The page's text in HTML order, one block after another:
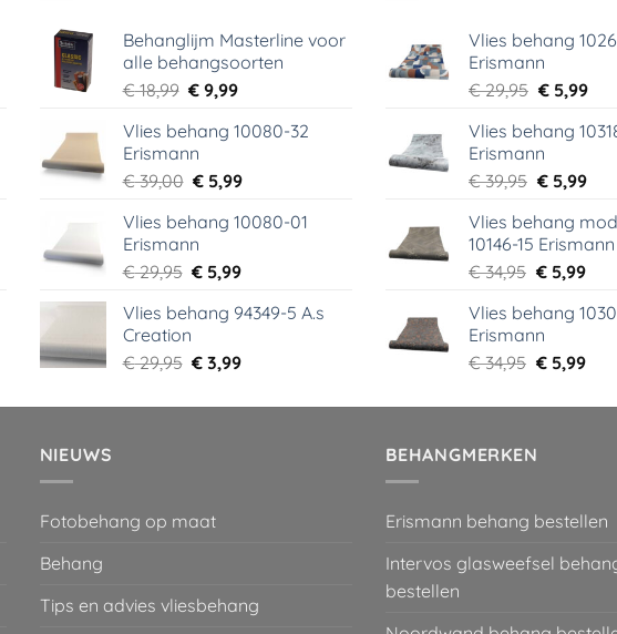
Behanglijm Masterline voor
alle behangsoorten
€18,99 Oorspronkelijke
was:
€ 18,99.
€ 9,99Huidige
is:
Vlies behang 10080-32
Erismann
€39,00 Oorspronkelijke
was:
€ 39,00.
€ 5,99Huidige
is:
Vlies behang 10080-01
Erismann
€29,95 Oorspronkelijke
was:
€ 5,99Huidige
is:
Vlies behang 94349-5 A.s
Creation
€29,95 Oorspronkelijke
was:
€ 3,99Huidige
is:
Vlies behang
Erismann
€29,95
was:
€ 29,95.
€5,99
is:
Vlies behang
Erismann
€39,95
was:
€ 39,95.
€5,99
is:
€
Vlies behang
10146-15 Erismann
€34,95
was:
€ 34,95.
€5,99
is:
Vlies behang
Erismann
€34,95
was:
€5,99
is:
NIEUWS
Fotobehang op maat
Behang
Tips en advies vliesbehang
BEHANGMERKEN
Erismann behang bestellen
Intervos glasweefsel
bestellen